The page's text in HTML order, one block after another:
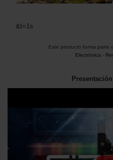
&t=1s
Este producto forma parte
Electrónica -